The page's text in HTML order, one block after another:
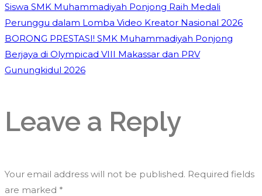
Siswa SMK Muhammadiyah Ponjong Raih Medali
Perunggu dalam Lomba Video Kreator Nasional 2026
BORONG PRESTASI! SMK Muhammadiyah Ponjong
Berjaya di Olympicad VIII Makassar dan PRV
Gunungkidul 2026
Leave a Reply
Your email address will not be published. Required fields
are marked *